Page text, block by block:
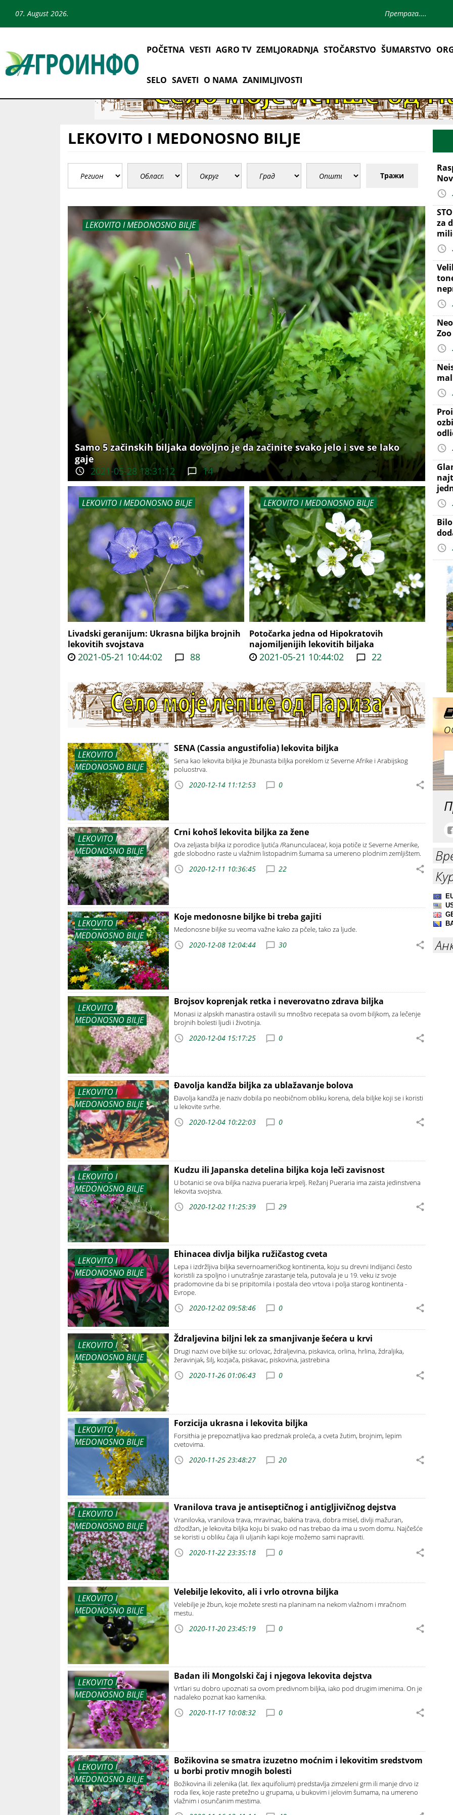
07. August 2026.
POČETNA VESTI AGRO TV ZEMLJORADNJA STOČARSTVO ŠUMARSTVO
SELO SAVETI O NAMA ZANIMLJIVOSTI
LEKOVITO I MEDONOSNO BILJE
Тражи
LEKOVITO I MEDONOSNO BILJE
Samo 5 začinskih biljaka dovoljno je da začinite svako jelo i sve se lako
gaje
2021-05-28 18:31:12
14
LEKOVITO I MEDONOSNO BILJE
Livadski geranijum: Ukrasna biljka brojnih
lekovitih svojstava
2021-05-21 10:44:02 88
LEKOVITO I MEDONOSNO BILJE
Potočarka jedna od Hipokratovih
najomiljenijih lekovitih biljaka
2021-05-21 10:44:02 22
LEKOVITO I
MEDONOSNO BILJE
SENA (Cassia angustifolia) lekovita biljka
Sena kao lekovita biljka je žbunasta biljka poreklom iz Severne Afrike i Arabijskog
poluostrva.
2020-12-14 11:12:53 0
LEKOVITO I
MEDONOSNO BILJE
Crni kohoš lekovita biljka za žene
Ova zeljasta biljka iz porodice ljutića /Ranunculacea/, koja potiče iz Severne Amerike,
gde slobodno raste u vlažnim listopadnim šumama sa umereno plodnim zemljištem.
2020-12-11 10:36:45 22
LEKOVITO I
MEDONOSNO BILJE
Koje medonosne biljke bi treba gajiti
Medonosne biljke su veoma važne kako za pčele, tako za ljude.
2020-12-08 12:04:44 30
LEKOVITO I
MEDONOSNO BILJE
Brojsov koprenjak retka i neverovatno zdrava biljka
Monasi iz alpskih manastira ostavili su mnoštvo recepata sa ovom biljkom, za lečenje
brojnih bolesti ljudi i životinja.
2020-12-04 15:17:25 0
LEKOVITO I
MEDONOSNO BILJE
Đavolja kandža biljka za ublažavanje bolova
Đavolja kandža je naziv dobila po neobičnom obliku korena, dela biljke koji se i koristi
u lekovite svrhe.
2020-12-04 10:22:03 0
LEKOVITO I
MEDONOSNO BILJE
Kudzu ili Japanska detelina biljka koja leči zavisnost
U botanici se ova biljka naziva pueraria krpelj. Režanj Pueraria ima zaista jedinstvena
lekovita svojstva.
2020-12-02 11:25:39 29
LEKOVITO I
MEDONOSNO BILJE
Ehinacea divlja biljka ružičastog cveta
Lepa i izdržljiva biljka severnoameričkog kontinenta, koju su drevni Indijanci često
koristili za spoljno i unutrašnje zarastanje tela, putovala je u 19. veku iz svoje
pradomovine da bi se pripitomila i postala deo vrtova i polja starog kontinenta -
Evrope.
2020-12-02 09:58:46 0
LEKOVITO I
MEDONOSNO BILJE
Ždraljevina biljni lek za smanjivanje šećera u krvi
Drugi nazivi ove biljke su: orlovac, ždraljevina, piskavica, orlina, hrlina, ždraljika,
žeravinjak, šilj, kozjača, piskavac, piskovina, jastrebina
2020-11-26 01:06:43 0
LEKOVITO I
MEDONOSNO BILJE
Forzicija ukrasna i lekovita biljka
Forsithia je prepoznatljiva kao predznak proleća, a cveta žutim, brojnim, lepim
cvetovima.
2020-11-25 23:48:27 20
LEKOVITO I
MEDONOSNO BILJE
Vranilova trava je antiseptičnog i antigljivičnog dejstva
Vranilovka, vranilova trava, mravinac, bakina trava, dobra misel, divlji mažuran,
džodžan, je lekovita biljka koju bi svako od nas trebao da ima u svom domu. Najčešće
se koristi u obliku čaja ili uljanih kapi koje možemo sami napraviti.
2020-11-22 23:35:18 0
LEKOVITO I
MEDONOSNO BILJE
Velebilje lekovito, ali i vrlo otrovna biljka
Velebilje je žbun, koje možete sresti na planinam na nekom vlažnom i mračnom
mestu.
2020-11-20 23:45:19 0
LEKOVITO I
MEDONOSNO BILJE
Badan ili Mongolski čaj i njegova lekovita dejstva
Vrtlari su dobro upoznati sa ovom predivnom biljka, iako pod drugim imenima. On je
nadaleko poznat kao kamenika.
2020-11-17 10:08:32 0
LEKOVITO I
MEDONOSNO BILJE
Božikovina se smatra izuzetno moćnim i lekovitim sredstvom
u borbi protiv mnogih bolesti
Božikovina ili zelenika (lat. Ilex aquifolium) predstavlja zimzeleni grm ili manje drvo iz
roda Ilex, koje raste pretežno u grupama, u bukovim i jelovim šumama, na umereno
vlažnim i osunčanim mestima.
za